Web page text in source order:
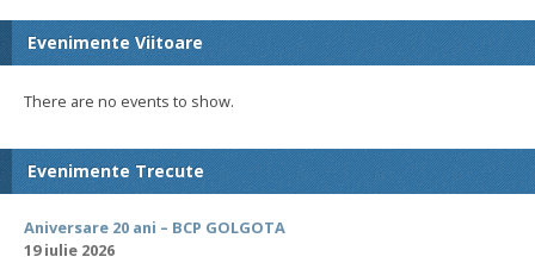
Evenimente Viitoare
There are no events to show.
Evenimente Trecute
Aniversare 20 ani – BCP GOLGOTA
19 iulie 2026